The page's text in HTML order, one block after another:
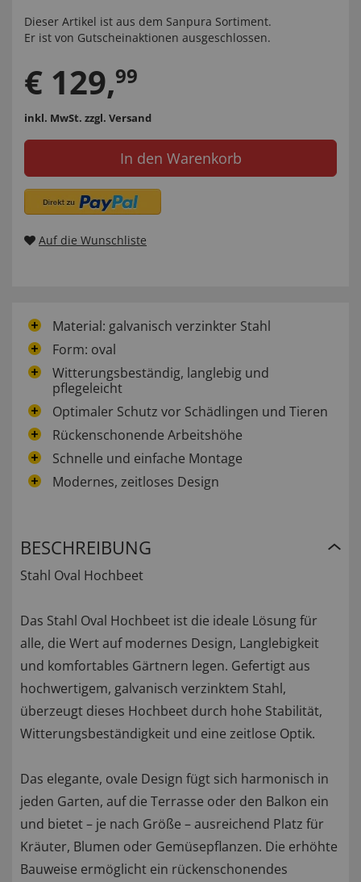
Dieser Artikel ist aus dem Sanpura Sortiment.
Er ist von Gutscheinaktionen ausgeschlossen.
€ 129,99
inkl. MwSt. zzgl. Versand
In den Warenkorb
Auf die Wunschliste
Material: galvanisch verzinkter Stahl
Form: oval
Witterungsbeständig, langlebig und
pflegeleicht
Optimaler Schutz vor Schädlingen und Tieren
Rückenschonende Arbeitshöhe
Schnelle und einfache Montage
Modernes, zeitloses Design
BESCHREIBUNG
Stahl Oval Hochbeet
Das Stahl Oval Hochbeet ist die ideale Lösung für
alle, die Wert auf modernes Design, Langlebigkeit
und komfortables Gärtnern legen. Gefertigt aus
hochwertigem, galvanisch verzinktem Stahl,
überzeugt dieses Hochbeet durch hohe Stabilität,
Witterungsbeständigkeit und eine zeitlose Optik.
Das elegante, ovale Design fügt sich harmonisch in
jeden Garten, auf die Terrasse oder den Balkon ein
und bietet – je nach Größe – ausreichend Platz für
Kräuter, Blumen oder Gemüsepflanzen. Die erhöhte
Bauweise ermöglicht ein rückenschonendes